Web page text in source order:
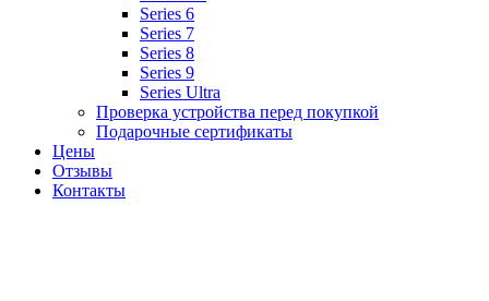
Series 6
Series 7
Series 8
Series 9
Series Ultra
Проверка устройства перед покупкой
Подарочные сертификаты
Цены
Отзывы
Контакты